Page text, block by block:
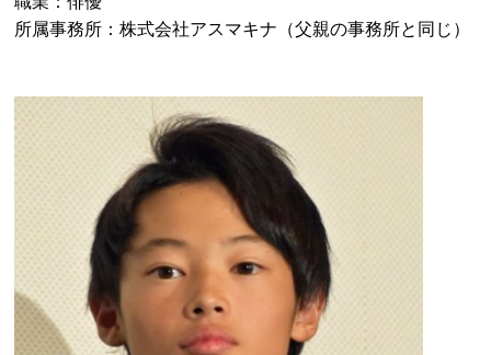
所属事務所：株式会社アスマキナ（父親の事務所と同じ）